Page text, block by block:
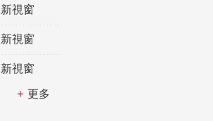
更多